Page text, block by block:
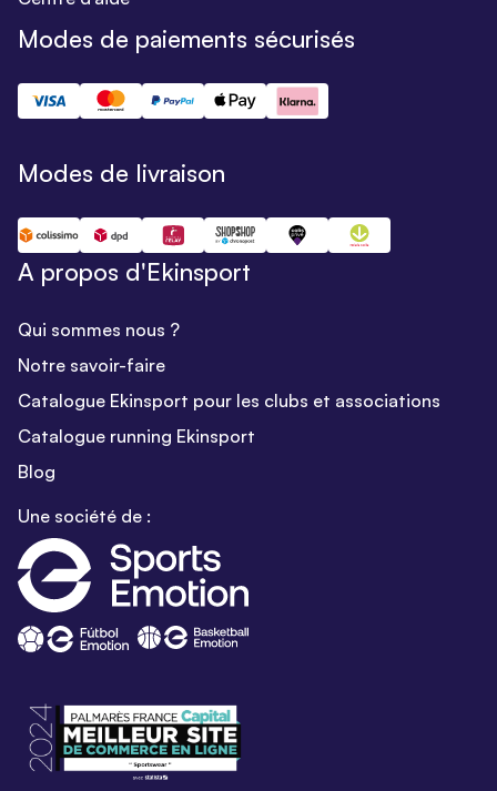
Modes de paiements sécurisés
Modes de livraison
A propos d'Ekinsport
Qui sommes nous ?
Notre savoir-faire
Catalogue Ekinsport pour les clubs et associations
Catalogue running Ekinsport
Blog
Une société de :